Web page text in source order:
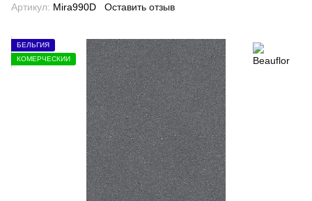
Артикул: Mira990D Оставить отзыв
БЕЛЬГИЯ
КОМЕРЧЕСКИЙ